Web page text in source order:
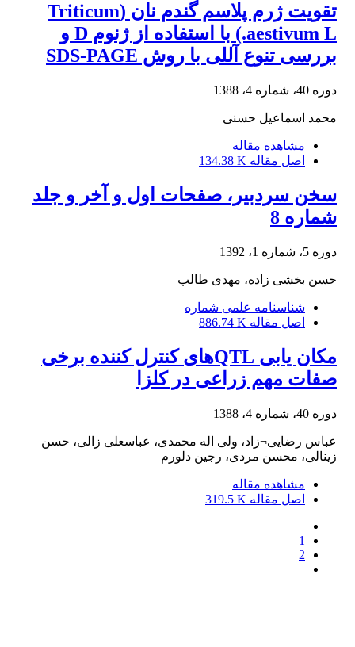
تقویت ژرم پلاسم گندم نان (Triticum
aestivum L.) با استفاده از ژنوم D و
بررسی تنوع آللی با روش SDS-PAGE
دوره 40، شماره 4، 1388
محمد اسماعیل حسنی
مشاهده مقاله
اصل مقاله 134.38 K
سخن سردبیر، صفحات اول و آخر و جلد
شماره 8
دوره 5، شماره 1، 1392
حسن بخشی زاده، مهدی طالب
شناسنامه علمی شماره
اصل مقاله 886.74 K
مکان یابی QTLهای کنترل کننده برخی
صفات مهم زراعی در کلزا
دوره 40، شماره 4، 1388
عباس رضایی¬زاد، ولی اله محمدی، عباسعلی زالی، حسن
زینالی، محسن مردی، رجین دلورم
مشاهده مقاله
اصل مقاله 319.5 K
1
2